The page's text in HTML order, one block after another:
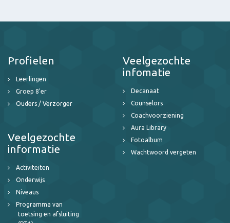
Profielen
Leerlingen
Groep 8'er
Ouders / Verzorger
Veelgezochte
informatie
Activiteiten
Onderwijs
Niveaus
Programma van
toetsing en afsluiting
Veelgezochte
infomatie
Decanaat
Counselors
Coachvoorziening
Aura Library
Fotoalbum
Wachtwoord vergeten